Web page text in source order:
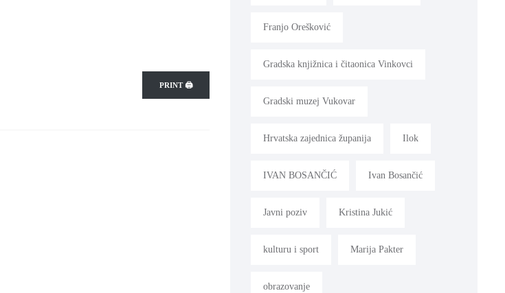
PRINT 🖨
Franjo Orešković
Gradska knjižnica i čitaonica Vinkovci
Gradski muzej Vukovar
Hrvatska zajednica županija Ilok
IVAN BOSANČIĆ Ivan Bosančić
Javni poziv Kristina Jukić
kulturu i sport Marija Pakter
obrazovanje